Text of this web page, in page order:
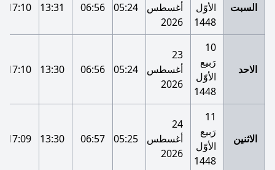
السبت
الأوّل
1448
أغسطس
2026
05:24
06:56
13:31
17:10
الاحد
10
رَبيع
الأوّل
1448
23
أغسطس
2026
05:24
06:56
13:30
17:10
الاثنين
11
رَبيع
الأوّل
1448
24
أغسطس
2026
05:25
06:57
13:30
17:09